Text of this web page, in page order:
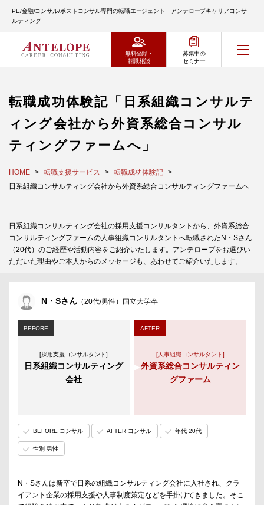
PE/金融/コンサル/ポストコンサル専門の転職エージェント アンテロープキャリアコンサ
ルティング
無料登録・
転職相談
募集中の
セミナー
転職成功体験記「日系組織コンサルテ
ィング会社から外資系総合コンサル
ティングファームへ」
HOME 転職支援サービス
転職成功体験記
日系組織コンサルティング会社から外資系総合コンサルティングファームへ
日系組織コンサルティング会社の採用支援コンサルタントから、外資系総合
コンサルティングファームの人事組織コンサルタントへ転職されたN・Sさん
（20代）のご経歴や活動内容をご紹介いたします。アンテロープをお選びい
ただいた理由やご本人からのメッセージも、あわせてご紹介いたします。
N・Sさん （20代/男性）国立大学卒
BEFORE
[採用支援コンサルタント]
日系組織コンサルティング
会社
AFTER
[人事組織コンサルタント]
外資系総合コンサルティン
グファーム
BEFORE コンサル AFTER コンサル 年代 20代
性別 男性
N・Sさんは新卒で日系の組織コンサルティング会社に入社され、クラ
イアント企業の採用支援や人事制度策定などを手掛けてきました。そこ